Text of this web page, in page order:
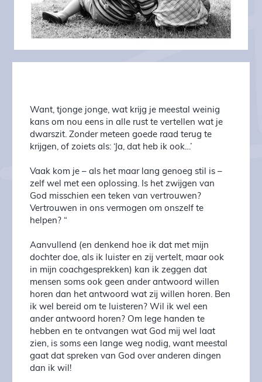
Want, tjonge jonge, wat krijg je meestal weinig
kans om nou eens in alle rust te vertellen wat je
dwarszit. Zonder meteen goede raad terug te
krijgen, of zoiets als: ‘Ja, dat heb ik ook…’
Vaak kom je – als het maar lang genoeg stil is –
zelf wel met een oplossing. Is het zwijgen van
God misschien een teken van vertrouwen?
Vertrouwen in ons vermogen om onszelf te
helpen? “
Aanvullend (en denkend hoe ik dat met mijn
dochter doe, als ik luister en zij vertelt, maar ook
in mijn coachgesprekken) kan ik zeggen dat
mensen soms ook geen ander antwoord willen
horen dan het antwoord wat zij willen horen. Ben
ik wel bereid om te luisteren? Wil ik wel een
ander antwoord horen? Om lege handen te
hebben en te ontvangen wat God mij wel laat
zien, is soms een lange weg nodig, want meestal
gaat dat spreken van God over anderen dingen
dan ik wil!